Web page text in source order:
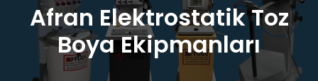
Afran Elektrostatik Toz
Boya Ekipmanları